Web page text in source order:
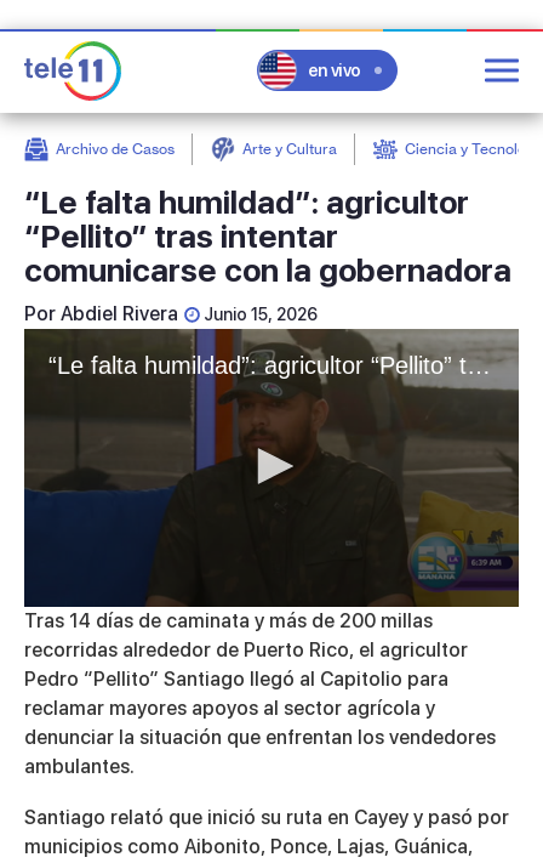
en vivo
Archivo de Casos Arte y Cultura Ciencia y
“Le falta humildad”: agricultor
“Pellito” tras intentar
comunicarse con la gobernadora
Por Abdiel Rivera Junio 15, 2026
“Le falta humildad”: agricultor “Pellito” tras intentar comunicarse con la gobernadora al culminar caminata
0
of
7
19
seconds
Tras 14 días de caminata y más de 200 millas
recorridas alrededor de Puerto Rico, el agricultor
Pedro “Pellito” Santiago llegó al Capitolio para
reclamar mayores apoyos al sector agrícola y
denunciar la situación que enfrentan los vendedores
ambulantes.
Santiago relató que inició su ruta en Cayey y pasó por
municipios como Aibonito, Ponce, Lajas, Guánica,
post